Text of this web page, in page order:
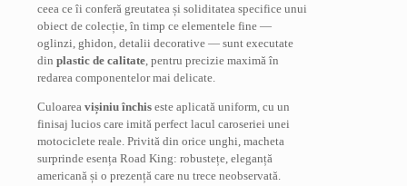
ceea ce îi conferă greutatea și soliditatea specifice unui
obiect de colecție, în timp ce elementele fine —
oglinzi, ghidon, detalii decorative — sunt executate
din plastic de calitate, pentru precizie maximă în
redarea componentelor mai delicate.
Culoarea vișiniu închis este aplicată uniform, cu un
finisaj lucios care imită perfect lacul caroseriei unei
motociclete reale. Privită din orice unghi, macheta
surprinde esența Road King: robustețe, eleganță
americană și o prezență care nu trece neobservată.